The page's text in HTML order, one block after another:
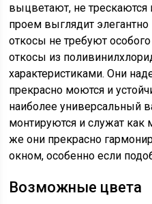
выцветают, не
проем выглядит
откосы не требуют
откосы из
характеристиками. Они
прекрасно моются и
наиболее универсальный
монтируются и служат
же они прекрасно
окном, особенно если
Возможные цвета